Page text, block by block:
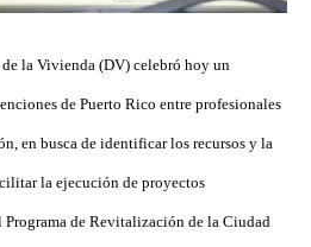
la Vivienda (DV) celebró hoy un
de Puerto Rico entre profesionales
en busca de identificar los recursos y la
la ejecución de proyectos
de Revitalización de la Ciudad